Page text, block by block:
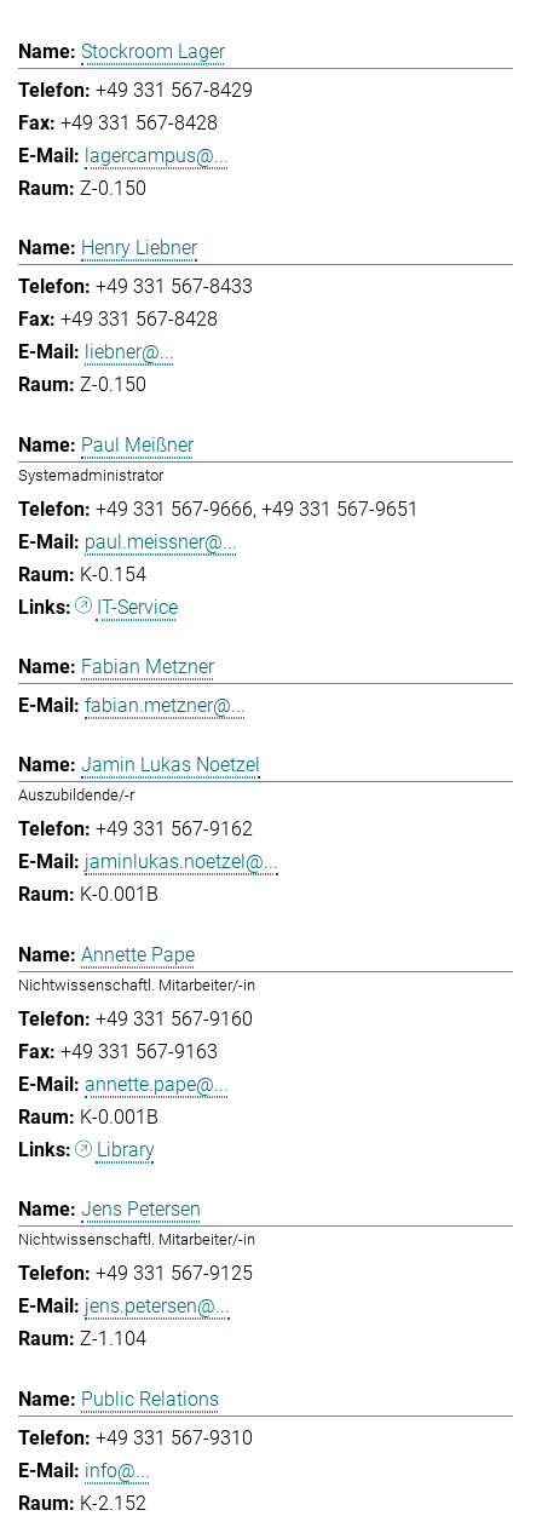
Stockroom Lager
+49 331 567-8429
+49 331 567-8428
lagercampus@...
Z-0.150
Henry Liebner
+49 331 567-8433
+49 331 567-8428
liebner@...
Z-0.150
Paul Meißner
Systemadministrator
+49 331 567-9666 +49 331 567-9651
paul.meissner@...
K-0.154
IT-Service
Fabian Metzner
fabian.metzner@...
Jamin Lukas Noetzel
Auszubildende/-r
+49 331 567-9162
jaminlukas.noetzel@...
K-0.001B
Annette Pape
Nichtwissenschaftl. Mitarbeiter/-in
+49 331 567-9160
+49 331 567-9163
annette.pape@...
K-0.001B
Library
Jens Petersen
Nichtwissenschaftl. Mitarbeiter/-in
+49 331 567-9125
jens.petersen@...
Z-1.104
Public Relations
+49 331 567-9310
info@...
K-2.152